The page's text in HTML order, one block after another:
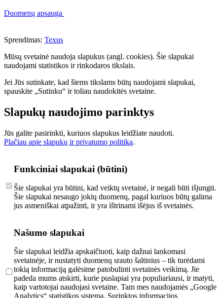
Duomenų apsauga
Sprendimas: Texus
Mūsų svetainė naudoja slapukus (angl. cookies). Šie slapukai
naudojami statistikos ir rinkodaros tikslais.
Jei Jūs sutinkate, kad šiems tikslams būtų naudojami slapukai,
spauskite „Sutinku“ ir toliau naudokitės svetaine.
Slapukų naudojimo parinktys
Jūs galite pasirinkti, kuriuos slapukus leidžiate naudoti.
Plačiau apie slapukų ir privatumo politiką.
Funkciniai slapukai (būtini)
Šie slapukai yra būtini, kad veiktų svetainė, ir negali būti išjungti.
Šie slapukai nesaugo jokių duomenų, pagal kuriuos būtų galima
jus asmeniškai atpažinti, ir yra ištrinami išėjus iš svetainės.
Našumo slapukai
Šie slapukai leidžia apskaičiuoti, kaip dažnai lankomasi
svetainėje, ir nustatyti duomenų srauto šaltinius – tik turėdami
tokią informaciją galėsime patobulinti svetainės veikimą. Jie
padeda mums atskirti, kurie puslapiai yra populiariausi, ir matyti,
kaip vartotojai naudojasi svetaine. Tam mes naudojamės „Google
Analytics“ statistikos sistema. Surinktos informacijos